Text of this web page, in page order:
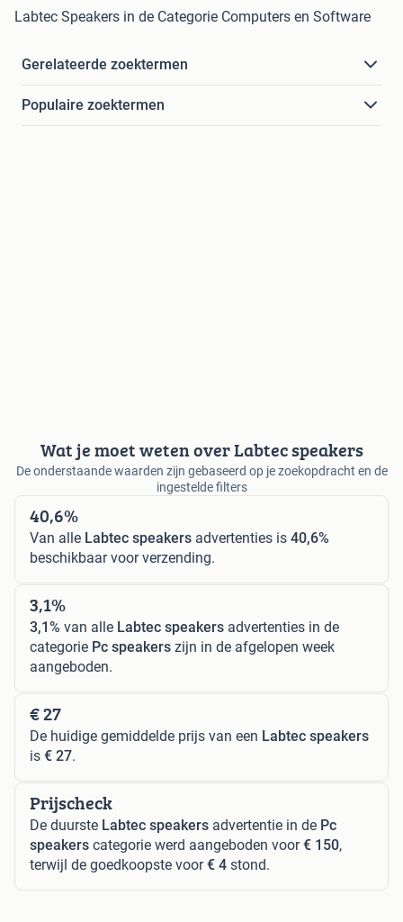
Labtec Speakers in de Categorie Computers en Software
Gerelateerde zoektermen
Populaire zoektermen
Wat je moet weten over Labtec speakers
De onderstaande waarden zijn gebaseerd op je zoekopdracht en de
ingestelde filters
40,6%
Van alle Labtec speakers advertenties is 40,6%
beschikbaar voor verzending.
3,1%
3,1% van alle Labtec speakers advertenties in de
categorie Pc speakers zijn in de afgelopen week
aangeboden.
€ 27
De huidige gemiddelde prijs van een Labtec speakers
is € 27.
Prijscheck
De duurste Labtec speakers advertentie in de Pc
speakers categorie werd aangeboden voor€ 150,
terwijl de goedkoopste voor€ 4 stond.